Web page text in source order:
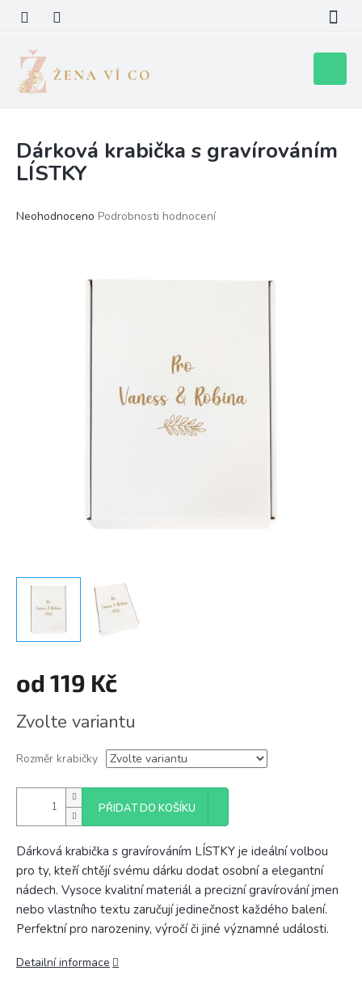
obsah
košík
Dárková krabička s gravírováním
LÍSTKY
Průměrné
Neohodnoceno Podrobnosti hodnocení
od 119 Kč
cena:
Zvolte variantu
Rozměr krabičky
PŘIDAT DO KOŠÍKU
Dárková krabička s gravírováním LÍSTKY je ideální volbou
pro ty, kteří chtějí svému dárku dodat osobní a elegantní
nádech. Vysoce kvalitní materiál a precizní gravírování jmen
nebo vlastního textu zaručují jedinečnost každého balení.
Perfektní pro narozeniny, výročí či jiné významné události.
Detailní informace